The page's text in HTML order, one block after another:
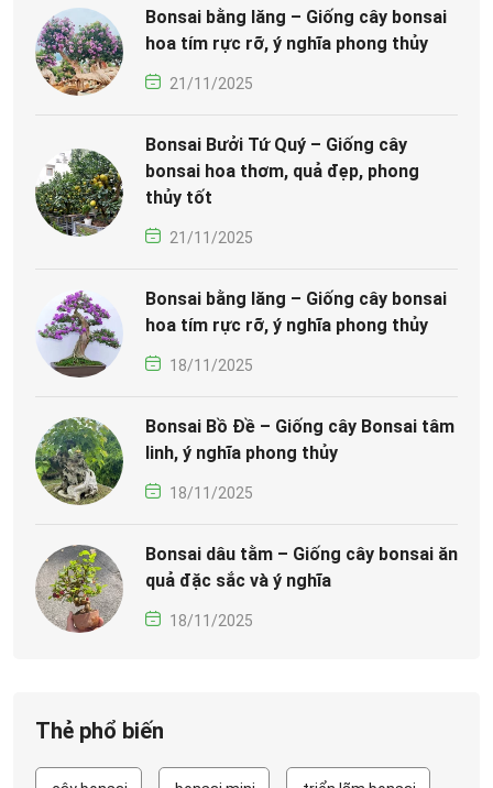
Bonsai bằng lăng – Giống cây bonsai
hoa tím rực rỡ, ý nghĩa phong thủy
21/11/2025
Bonsai Bưởi Tứ Quý – Giống cây
bonsai hoa thơm, quả đẹp, phong
thủy tốt
21/11/2025
Bonsai bằng lăng – Giống cây bonsai
hoa tím rực rỡ, ý nghĩa phong thủy
18/11/2025
Bonsai Bồ Đề – Giống cây Bonsai tâm
linh, ý nghĩa phong thủy
18/11/2025
Bonsai dâu tằm – Giống cây bonsai ăn
quả đặc sắc và ý nghĩa
18/11/2025
Thẻ phổ biến